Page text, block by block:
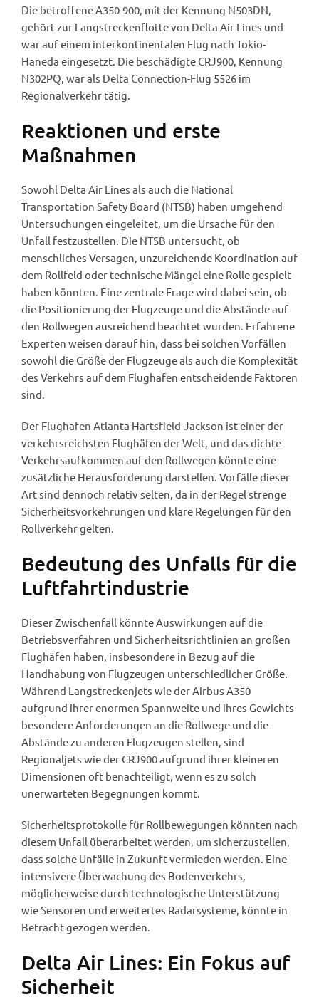
Die betroffene A350-900, mit der Kennung N503DN,
gehört zur Langstreckenflotte von Delta Air Lines und
war auf einem interkontinentalen Flug nach Tokio-
Haneda eingesetzt. Die beschädigte CRJ900, Kennung
N302PQ, war als Delta Connection-Flug 5526 im
Regionalverkehr tätig.
Reaktionen und erste
Maßnahmen
Sowohl Delta Air Lines als auch die National
Transportation Safety Board (NTSB) haben umgehend
Untersuchungen eingeleitet, um die Ursache für den
Unfall festzustellen. Die NTSB untersucht, ob
menschliches Versagen, unzureichende Koordination auf
dem Rollfeld oder technische Mängel eine Rolle gespielt
haben könnten. Eine zentrale Frage wird dabei sein, ob
die Positionierung der Flugzeuge und die Abstände auf
den Rollwegen ausreichend beachtet wurden. Erfahrene
Experten weisen darauf hin, dass bei solchen Vorfällen
sowohl die Größe der Flugzeuge als auch die Komplexität
des Verkehrs auf dem Flughafen entscheidende Faktoren
sind.
Der Flughafen Atlanta Hartsfield-Jackson ist einer der
verkehrsreichsten Flughäfen der Welt, und das dichte
Verkehrsaufkommen auf den Rollwegen könnte eine
zusätzliche Herausforderung darstellen. Vorfälle dieser
Art sind dennoch relativ selten, da in der Regel strenge
Sicherheitsvorkehrungen und klare Regelungen für den
Rollverkehr gelten.
Bedeutung des Unfalls für die
Luftfahrtindustrie
Dieser Zwischenfall könnte Auswirkungen auf die
Betriebsverfahren und Sicherheitsrichtlinien an großen
Flughäfen haben, insbesondere in Bezug auf die
Handhabung von Flugzeugen unterschiedlicher Größe.
Während Langstreckenjets wie der Airbus A350
aufgrund ihrer enormen Spannweite und ihres Gewichts
besondere Anforderungen an die Rollwege und die
Abstände zu anderen Flugzeugen stellen, sind
Regionaljets wie der CRJ900 aufgrund ihrer kleineren
Dimensionen oft benachteiligt, wenn es zu solch
unerwarteten Begegnungen kommt.
Sicherheitsprotokolle für Rollbewegungen könnten nach
diesem Unfall überarbeitet werden, um sicherzustellen,
dass solche Unfälle in Zukunft vermieden werden. Eine
intensivere Überwachung des Bodenverkehrs,
möglicherweise durch technologische Unterstützung
wie Sensoren und erweitertes Radarsysteme, könnte in
Betracht gezogen werden.
Delta Air Lines: Ein Fokus auf
Sicherheit